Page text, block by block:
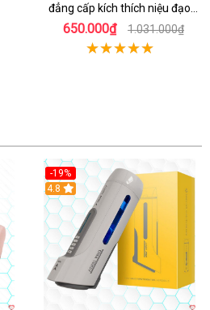
đẳng cấp kích thích niệu đạo
mạnh mẽ
650.000₫ 1.031.000₫
-19%
Hot
4.8